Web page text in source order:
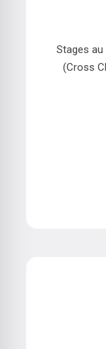
Stages au
(Cross